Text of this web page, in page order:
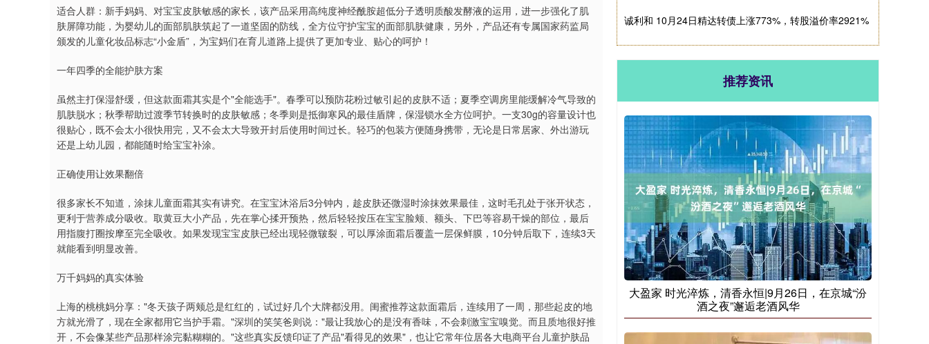
适合人群：新手妈妈、对宝宝皮肤敏感的家长，该产品采用高纯度神经酰胺超低分子透明质酸发酵液的运用，进一步强化了肌
肤屏障功能，为婴幼儿的面部肌肤筑起了一道坚固的防线，全方位守护宝宝的面部肌肤健康，另外，产品还有专属国家药监局
颁发的儿童化妆品标志“小金盾”，为宝妈们在育儿道路上提供了更加专业、贴心的呵护！
一年四季的全能护肤方案
虽然主打保湿舒缓，但这款面霜其实是个"全能选手"。春季可以预防花粉过敏引起的皮肤不适；夏季空调房里能缓解冷气导致的
肌肤脱水；秋季帮助过渡季节转换时的皮肤敏感；冬季则是抵御寒风的最佳盾牌，保湿锁水全方位呵护。一支30g的容量设计也
很贴心，既不会太小很快用完，又不会太大导致开封后使用时间过长。轻巧的包装方便随身携带，无论是日常居家、外出游玩
还是上幼儿园，都能随时给宝宝补涂。
正确使用让效果翻倍
很多家长不知道，涂抹儿童面霜其实有讲究。在宝宝沐浴后3分钟内，趁皮肤还微湿时涂抹效果最佳，这时毛孔处于张开状态，
更利于营养成分吸收。取黄豆大小产品，先在掌心揉开预热，然后轻轻按压在宝宝脸颊、额头、下巴等容易干燥的部位，最后
用指腹打圈按摩至完全吸收。如果发现宝宝皮肤已经出现轻微皲裂，可以厚涂面霜后覆盖一层保鲜膜，10分钟后取下，连续3天
就能看到明显改善。
万千妈妈的真实体验
上海的桃桃妈分享："冬天孩子两颊总是红红的，试过好几个大牌都没用。闺蜜推荐这款面霜后，连续用了一周，那些起皮的地
方就光滑了，现在全家都用它当护手霜。"深圳的笑笑爸则说："最让我放心的是没有香味，不会刺激宝宝嗅觉。而且质地很好推
开，不会像某些产品那样涂完黏糊糊的。"这些真实反馈印证了产品"看得见的效果"，也让它常年位居各大电商平台儿童护肤品
诚利和 10月24日精达转债上涨773%，转股溢价率2921%
推荐资讯
大盈家 时光淬炼，清香永恒|9月26日，在京城“汾
酒之夜”邂逅老酒风华